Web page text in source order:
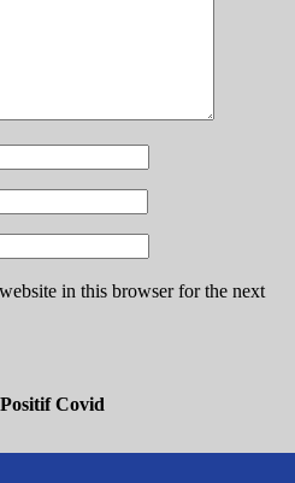
in this browser for the next
Covid